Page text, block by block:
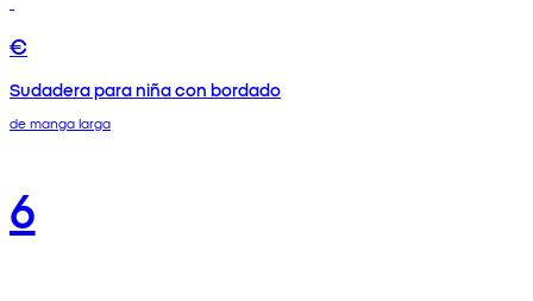
€
Sudadera para niña con bordado
de manga larga
6